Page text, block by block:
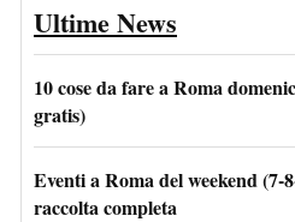
Ultime News
10 cose da fare a Roma
gratis)
Eventi a Roma del weekend (7-
raccolta completa